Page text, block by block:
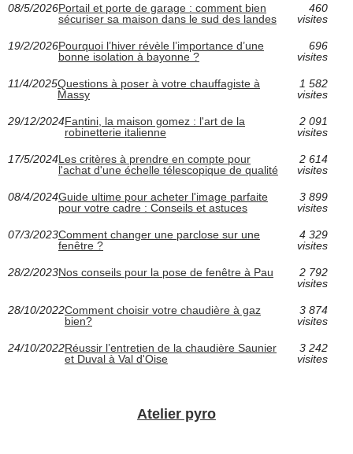
08/5/2026Portail et porte de garage : comment bien
sécuriser sa maison dans le sud des landes
460
visites
19/2/2026Pourquoi l’hiver révèle l’importance d’une
bonne isolation à bayonne ?
696
visites
11/4/2025Questions à poser à votre chauffagiste à
Massy
1 582
visites
29/12/2024Fantini, la maison gomez : l'art de la
robinetterie italienne
2 091
visites
17/5/2024Les critères à prendre en compte pour
l'achat d'une échelle télescopique de qualité
2 614
visites
08/4/2024Guide ultime pour acheter l'image parfaite
pour votre cadre : Conseils et astuces
3 899
visites
07/3/2023Comment changer une parclose sur une
fenêtre ?
4 329
visites
28/2/2023Nos conseils pour la pose de fenêtre à Pau
2 792
visites
28/10/2022Comment choisir votre chaudière à gaz
bien?
3 874
visites
24/10/2022Réussir l’entretien de la chaudière Saunier
et Duval à Val d'Oise
3 242
visites
Atelier pyro